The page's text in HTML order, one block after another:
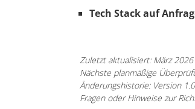
Tech Stack auf
Zuletzt aktualisiert: März 2026
Nächste planmäßige
Änderungshistorie: Version
Fragen oder Hinweise zur